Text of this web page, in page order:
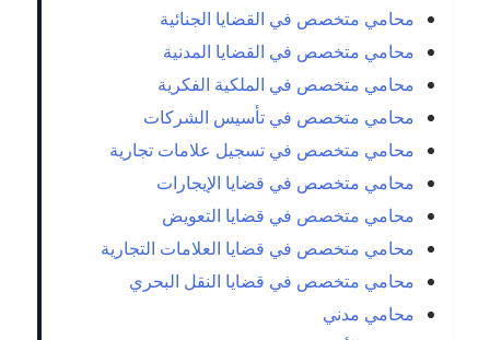
محامي متخصص في القضايا الجنائية
محامي متخصص في القضايا المدنية
محامي متخصص في الملكية الفكرية
محامي متخصص في تأسيس الشركات
محامي متخصص في تسجيل علامات تجارية
محامي متخصص في قضايا الإيجارات
محامي متخصص في قضايا التعويض
محامي متخصص في قضايا العلامات التجارية
محامي متخصص في قضايا النقل البحري
محامي مدني